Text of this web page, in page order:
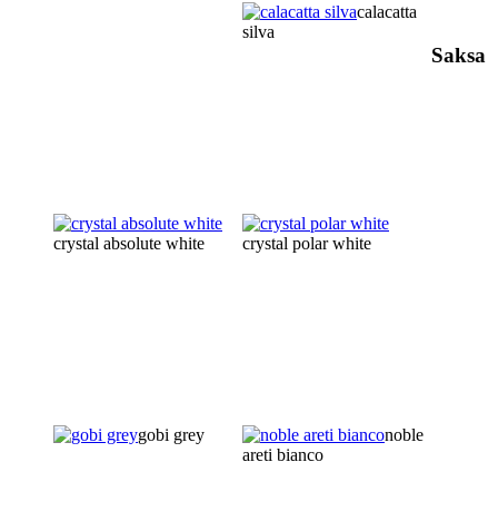
calacatta
silva
crystal absolute white crystal polar white
gobi grey
noble
areti bianco
Saksa